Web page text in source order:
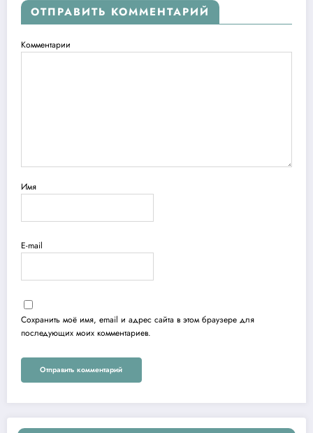
ОТПРАВИТЬ КОММЕНТАРИЙ
Комментарии
Имя
E-mail
Сохранить моё имя, email и адрес сайта в этом браузере для
последующих моих комментариев.